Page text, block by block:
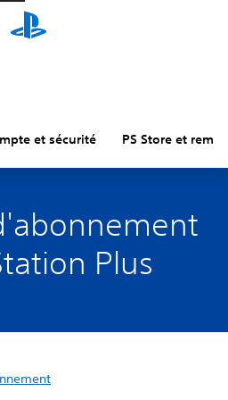
et sécurité PS Store et
Plus